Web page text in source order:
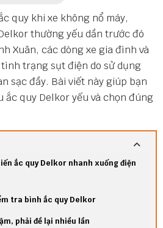
quy khi xe không nổ máy,
thường yếu dần trước đó
Xuân, các dòng xe gia đình và
trạng sụt điện do sử dụng
sạc đầy. Bài viết này giúp bạn
ắc quy Delkor yếu và chọn đúng
ắc quy Delkor nhanh xuống điện
tra bình ắc quy Delkor
phải đề lại nhiều lần